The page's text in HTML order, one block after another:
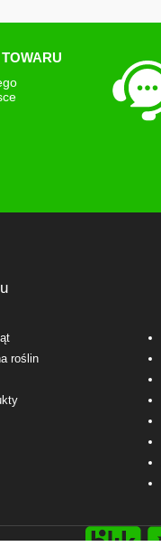
roślin